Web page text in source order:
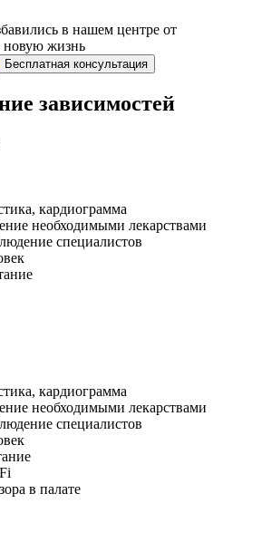
в нашем центре от
новую жизнь
Бесплатная консультация
зависимостей
кардиограмма
необходимыми лекарствами
специалистов
кардиограмма
необходимыми лекарствами
специалистов
в палате